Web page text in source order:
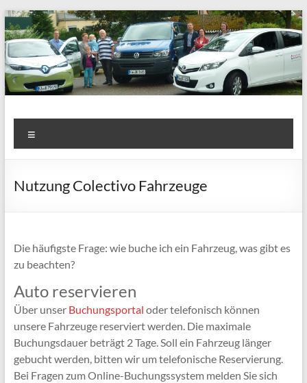
Zum
Inhalt
springen
Colectivo Carsharing e.V.
Carsharing in Heidelsheim
Nutzung Colectivo Fahrzeuge
Die häufigste Frage: wie buche ich ein Fahrzeug, was gibt es
zu beachten?
Auto reservieren
Über unser Buchungsportal oder telefonisch können
unsere Fahrzeuge reserviert werden. Die maximale
Buchungsdauer beträgt 2 Tage. Soll ein Fahrzeug länger
gebucht werden, bitten wir um telefonische Reservierung.
Bei Fragen zum Online-Buchungssystem melden Sie sich